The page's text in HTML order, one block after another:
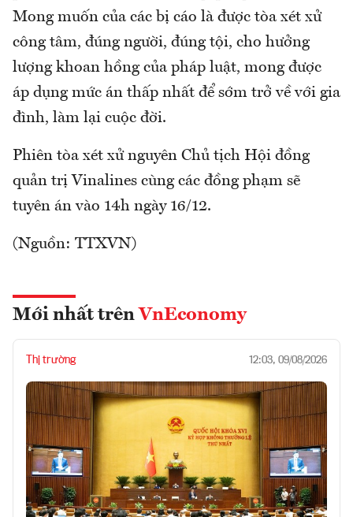
Mong muốn của các bị cáo là được tòa xét xử
công tâm, đúng người, đúng tội, cho hưởng
lượng khoan hồng của pháp luật, mong được
áp dụng mức án thấp nhất để sớm trở về với gia
đình, làm lại cuộc đời.
Phiên tòa xét xử nguyên Chủ tịch Hội đồng
quản trị Vinalines cùng các đồng phạm sẽ
tuyên án vào 14h ngày 16/12.
(Nguồn: TTXVN)
Mới nhất trên VnEconomy
Thị trường 12:03, 09/08/2026